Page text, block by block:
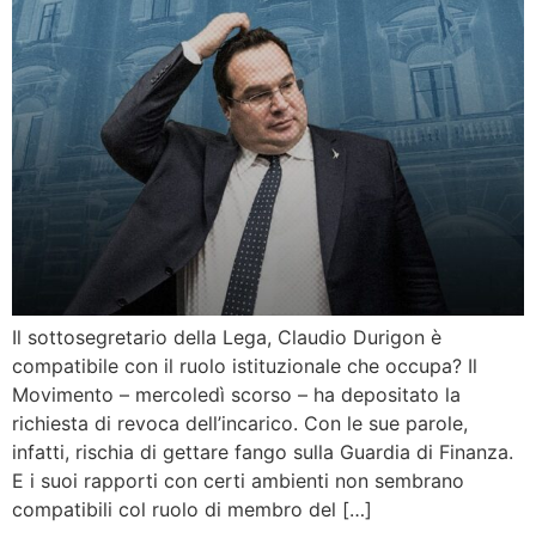
Il sottosegretario della Lega, Claudio Durigon è
compatibile con il ruolo istituzionale che occupa? Il
Movimento – mercoledì scorso – ha depositato la
richiesta di revoca dell’incarico. Con le sue parole,
infatti, rischia di gettare fango sulla Guardia di Finanza.
E i suoi rapporti con certi ambienti non sembrano
compatibili col ruolo di membro del […]